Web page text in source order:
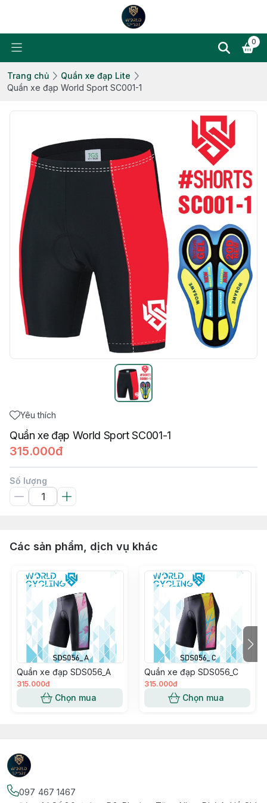
0
Trang chủ
Quần xe đạp Lite
Quần xe đạp World Sport SC001-1
Yêu thích
Quần xe đạp World Sport SC001-1
315.000đ
Số lượng
Các sản phẩm, dịch vụ khác
Quần xe đạp SDS056_A
315.000đ
Chọn mua
Quần xe đạp SDS056_C
315.000đ
Chọn mua
097 467 1467